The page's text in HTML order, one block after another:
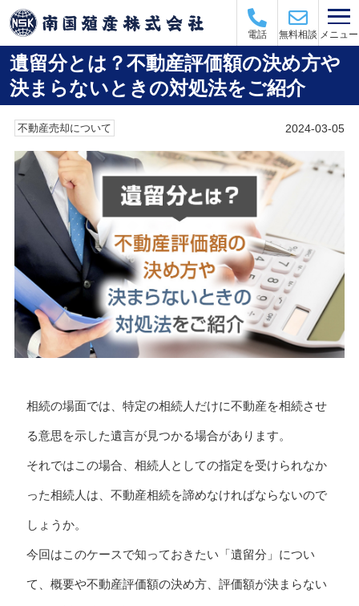
電話 無料相談 メニュー
遺留分とは？不動産評価額の決め方や
決まらないときの対処法をご紹介
不動産売却について 2024-03-05
相続の場面では、特定の相続人だけに不動産を相続させ
る意思を示した遺言が見つかる場合があります。
それではこの場合、相続人としての指定を受けられなか
った相続人は、不動産相続を諦めなければならないので
しょうか。
今回はこのケースで知っておきたい「遺留分」につい
て、概要や不動産評価額の決め方、評価額が決まらない